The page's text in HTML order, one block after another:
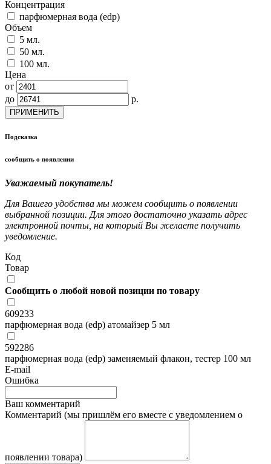
Концентрация
парфюмерная вода (edp)
Объем
5 мл.
50 мл.
100 мл.
Цена
от
до
р.
ПРИМЕНИТЬ
Подсказка
сообщить о появлении
Уважаемый покупатель!
Для Вашего удобства мы можем сообщить о появлении
выбранной позиции. Для этого достаточно указать адрес
электронной почты, на который Вы желаете получить
уведомление.
Код
Товар
Сообщить о любой новой позиции по товару
609233
парфюмерная вода (edp) атомайзер 5 мл
592286
парфюмерная вода (edp) заменяемый флакон, тестер 100 мл
E-mail
Ошибка
Ваш комментарий
Комментарий (мы пришлём его вместе с уведомлением о
появлении товара)